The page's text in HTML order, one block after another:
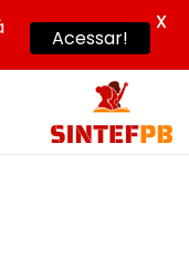
Acessar!
X